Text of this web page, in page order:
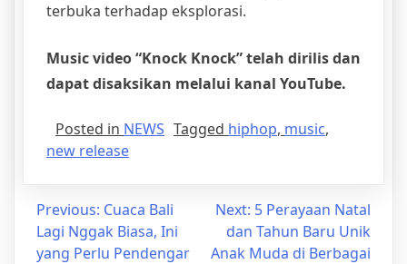
terbuka terhadap eksplorasi.
Music video “Knock Knock” telah dirilis dan
dapat disaksikan melalui kanal YouTube.
Posted in NEWS Tagged hiphop, music,
new release
Previous: Cuaca Bali
Lagi Nggak Biasa, Ini
yang Perlu Pendengar
Next: 5 Perayaan Natal
dan Tahun Baru Unik
Anak Muda di Berbagai